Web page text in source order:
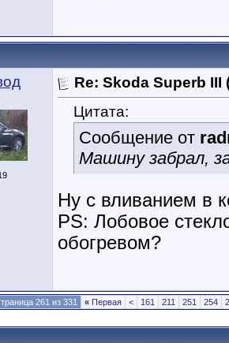
Re: Skoda Superb III
Цитата:
Сообщение от
Машину забрал,
Ну с вливанием в
PS: Лобовое
обогревом?
261 из 331 « Первая < 161 211 251 254